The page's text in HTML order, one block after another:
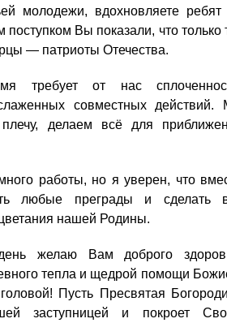
молодежи, вдохновляете ребят
Вы показали, что только
— патриоты Отечества.
требует от нас
совместных действий.
делаем всё для
работы, но я уверен, что
любые преграды и сделать
нашей Родины.
желаю Вам доброго
тепла и щедрой помощи
Пусть Пресвятая
заступницей и покроет